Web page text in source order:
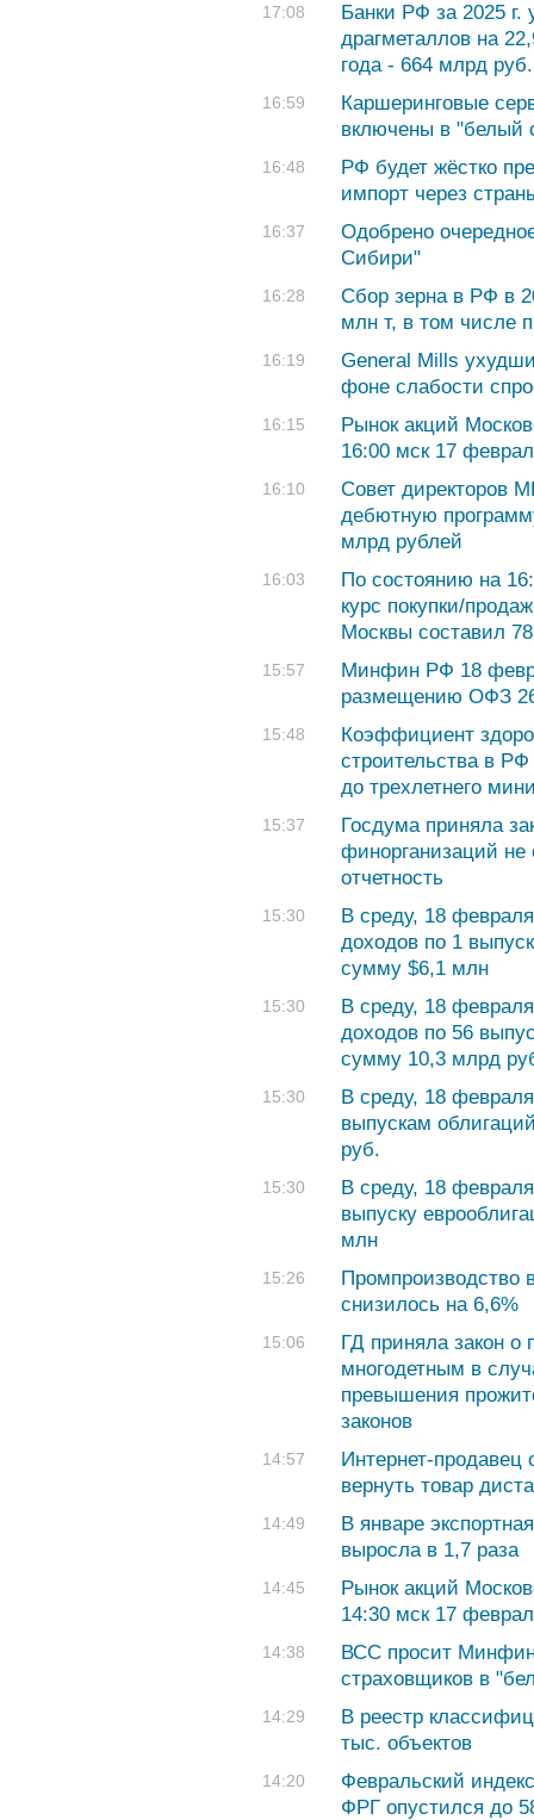
17:08
Банки РФ за 2025 г.
драгметаллов на
года - 664 млрд руб.
16:59
Каршеринговые
включены в
16:48
РФ будет жёстко
импорт через
16:37
Одобрено
Сибири"
16:28
Сбор зерна в РФ в
млн т, в том числе
16:19
General Mills
фоне слабости
16:15
Рынок акций
16:00 мск 17
16:10
Совет директоров
дебютную
млрд рублей
16:03
По состоянию на
курс покупки/
Москвы составил
15:57
Минфин РФ 18
размещению ОФЗ
15:48
Коэффициент
строительства в
до трехлетнего
15:37
Госдума приняла
финорганизаций не
отчетность
15:30
В среду, 18
доходов по 1
сумму $6,1 млн
15:30
В среду, 18
доходов по 56
сумму 10,3 млрд
15:30
В среду, 18
выпускам
руб.
15:30
В среду, 18
выпуску
млн
15:26
Промпроизводство
снизилось на 6,6%
15:06
ГД приняла закон
многодетным в
превышения
законов
14:57
Интернет-продавец
вернуть товар
14:49
В январе
выросла в 1,7 раза
14:45
Рынок акций
14:30 мск 17
14:38
ВСС просит
страховщиков в
14:29
В реестр
тыс. объектов
14:20
Февральский
ФРГ опустился до